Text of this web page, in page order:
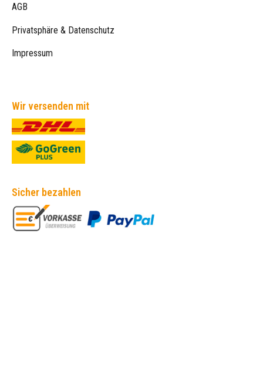
AGB
Privatsphäre & Datenschutz
Impressum
Wir versenden mit
Sicher bezahlen